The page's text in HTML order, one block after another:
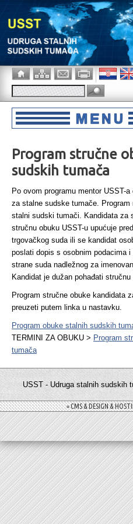
Program stručne
sudskih tumača
Po ovom programu mentor USST-
za stalne sudske tumače.
stalni sudski tumači. Kandidata za
stručnu obuku USST-u upućuje
trgovačkog suda ili se kandidat
poslati dopis s osobnim podacima
strane suda nadležnog za
Kandidat je dužan pohađati
Program stručne obuke kandidata
preuzeti putem linka u nastavku.
Program obuke stalnih sudskih
TERMINI ZA OBUKU > Program
tumača
USST - Udruga stalnih sudskih
= CMS & DESIGN &